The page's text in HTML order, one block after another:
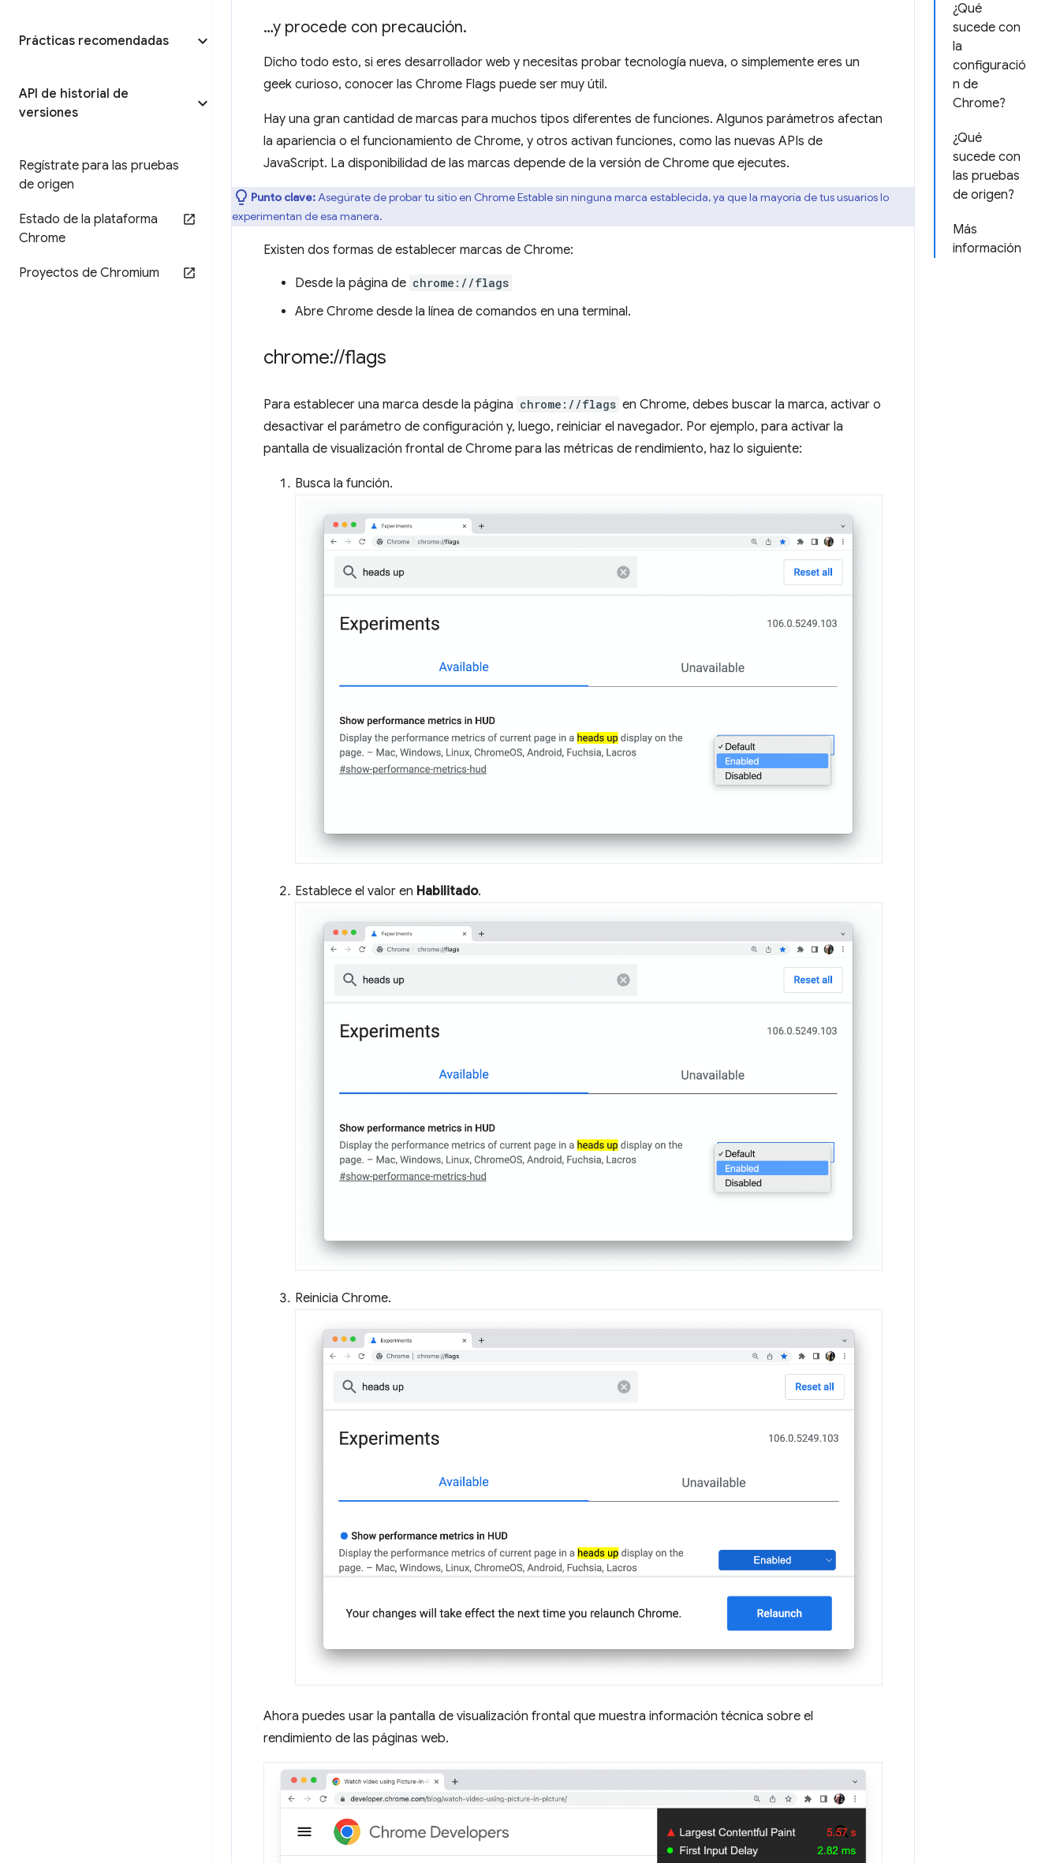
Prácticas recomendadas
API de historial de
versiones
Regístrate para las pruebas
de origen
Estado de la plataforma
Chrome
Proyectos de Chromium
¿Qué
sucede con
la
configuració
n de
Chrome?
¿Qué
sucede con
las pruebas
de origen?
Más
información
…y procede con precaución.
Dicho todo esto, si eres desarrollador web y necesitas probar tecnología nueva, o simplemente eres un
geek curioso, conocer las Chrome Flags puede ser muy útil.
Hay una gran cantidad de marcas para muchos tipos diferentes de funciones. Algunos parámetros afectan
la apariencia o el funcionamiento de Chrome, y otros activan funciones, como las nuevas APIs de
JavaScript. La disponibilidad de las marcas depende de la versión de Chrome que ejecutes.
Punto clave:Asegúrate de probar tu sitio en Chrome Estable sin ninguna marca establecida, ya que la mayoría de tus usuarios lo
experimentan de esa manera.
Existen dos formas de establecer marcas de Chrome:
Desde la página de chrome://flags
Abre Chrome desde la línea de comandos en una terminal.
chrome://flags
Para establecer una marca desde la página chrome://flags en Chrome, debes buscar la marca, activar o
desactivar el parámetro de configuración y, luego, reiniciar el navegador. Por ejemplo, para activar la
pantalla de visualización frontal de Chrome para las métricas de rendimiento, haz lo siguiente:
Busca la función.
Establece el valor en Habilitado.
Reinicia Chrome.
Ahora puedes usar la pantalla de visualización frontal que muestra información técnica sobre el
rendimiento de las páginas web.